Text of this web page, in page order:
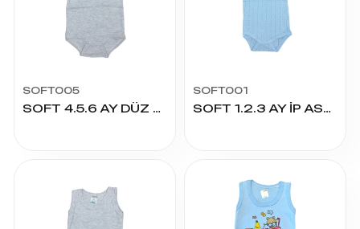
SOFT005
SOFT 4.5.6 AY DÜZ ÇITÇITLI
SOFT001
SOFT 1.2.3 AY İP ASKILI RİBANA ÇITÇITLI